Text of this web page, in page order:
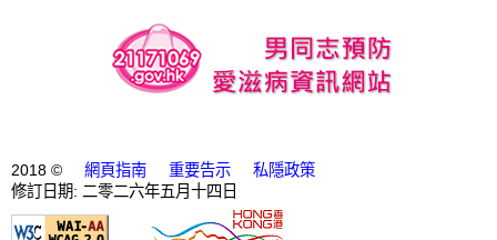
2018 © 網頁指南 重要告示
私隱政策
修訂日期: 二零二六年五月十四日